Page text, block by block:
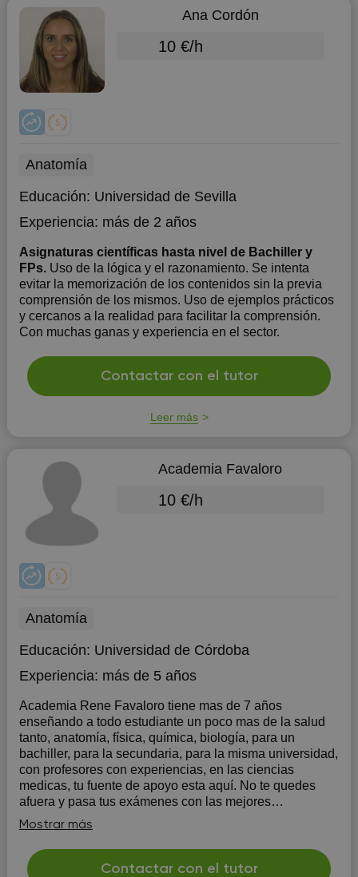
Ana Cordón
10 €/h
Anatomía
Educación: Universidad de Sevilla
Experiencia: más de 2 años
Asignaturas científicas hasta nivel de Bachiller y
FPs. Uso de la lógica y el razonamiento. Se intenta
evitar la memorización de los contenidos sin la previa
comprensión de los mismos. Uso de ejemplos prácticos
y cercanos a la realidad para facilitar la comprensión.
Con muchas ganas y experiencia en el sector.
Contactar con el tutor
Leer más
Academia Favaloro
10 €/h
Anatomía
Educación: Universidad de Córdoba
Experiencia: más de 5 años
Academia Rene Favaloro tiene mas de 7 años
enseñando a todo estudiante un poco mas de la salud
tanto, anatomía, física, química, biología, para un
bachiller, para la secundaria, para la misma universidad,
con profesores con experiencias, en las ciencias
medicas, tu fuente de apoyo esta aquí. No te quedes
afuera y pasa tus exámenes con las mejores
calificaciones.
Mostrar más
Contactar con el tutor